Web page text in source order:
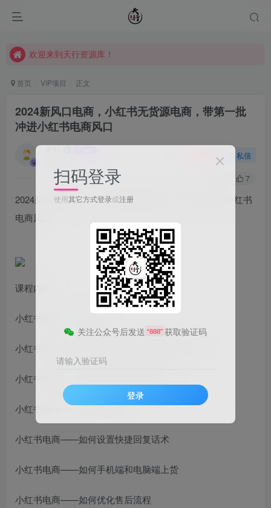
欢迎来到天行资源库！
首页 VIP项目 正文
2024新风口电商，小红书无货源电商，带第一批
冲进小红书电商风口
私信
7
2024新风口电商，小红书无货源电商，带第一批冲进小红书
电商风口
课程内容：
小红书电商——先导篇
小红书电商——避免拼多多发货短信的三种方法
小红书电商——发布笔记在评论区挂车
小红书电商——开店铺流程
小红书电商——如何设置快捷回复话术
小红书电商——如何手机端和电脑端上货
小红书电商——如何优化售后流程
扫码登录
使用其它方式登录或注册
关注公众号后发送 “888” 获取验证码
请输入验证码
登录